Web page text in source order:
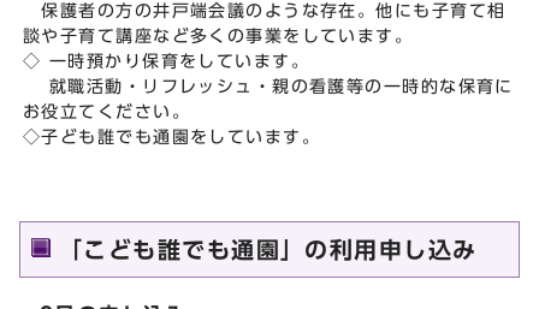
保護者の方の井戸端会議のような存在。他にも子育て相
談や子育て講座など多くの事業をしています。
◇ 一時預かり保育をしています。
就職活動・リフレッシュ・親の看護等の一時的な保育に
お役立てください。
◇子ども誰でも通園をしています。
「こども誰でも通園」の利用申し込み